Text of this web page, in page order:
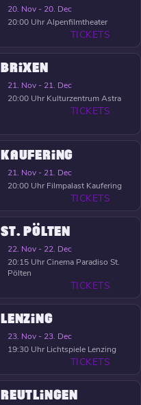
20. Nov - 20. Dec
20:00 UhrAlpenfilmtheater
TICKETS
BRIXEN
21. Nov - 21. Dec
20:00 Uhr Kulturzentrum Astra
TICKETS
KAUFERING
21. Nov - 21. Dec
20:00 Uhr Filmpalast Kaufering
TICKETS
ST. PÖLTEN
22. Nov - 22. Dec
20:15 UhrCinema Paradiso St.
Pölten
TICKETS
LENZING
23. Nov - 23. Dec
19:30 Uhr Lichtspiele Lenzing
TICKETS
REUTLINGEN